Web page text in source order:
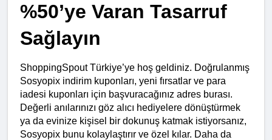
%50’ye Varan Tasarruf
Sağlayın
ShoppingSpout Türkiye’ye hoş geldiniz. Doğrulanmış
Sosyopix indirim kuponları, yeni fırsatlar ve para
iadesi kuponları için başvuracağınız adres burası.
Değerli anılarınızı göz alıcı hediyelere dönüştürmek
ya da evinize kişisel bir dokunuş katmak istiyorsanız,
Sosyopix bunu kolaylaştırır ve özel kılar. Daha da